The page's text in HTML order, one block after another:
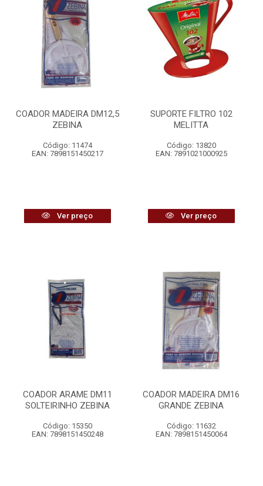
COADOR MADEIRA DM12,5
ZEBINA
Código: 11474
EAN: 7898151450217
Ver preço
SUPORTE FILTRO 102
MELITTA
Código: 13820
EAN: 7891021000925
Ver preço
COADOR ARAME DM11
SOLTEIRINHO ZEBINA
Código: 15350
EAN: 7898151450248
COADOR MADEIRA DM16
GRANDE ZEBINA
Código: 11632
EAN: 7898151450064